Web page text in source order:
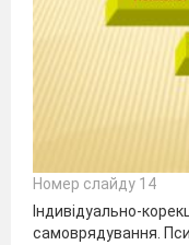
Номер слайду 14
Індивідуально-
самоврядування.